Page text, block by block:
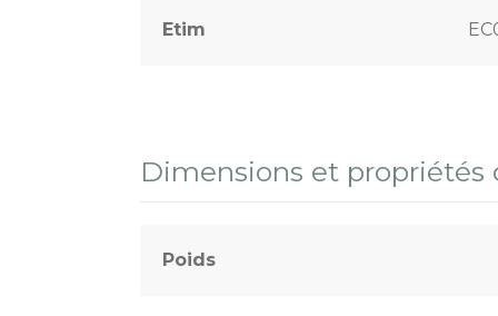
Etim
Dimensions et propriétés
Poids